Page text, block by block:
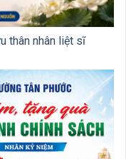
thân nhân liệt sĩ